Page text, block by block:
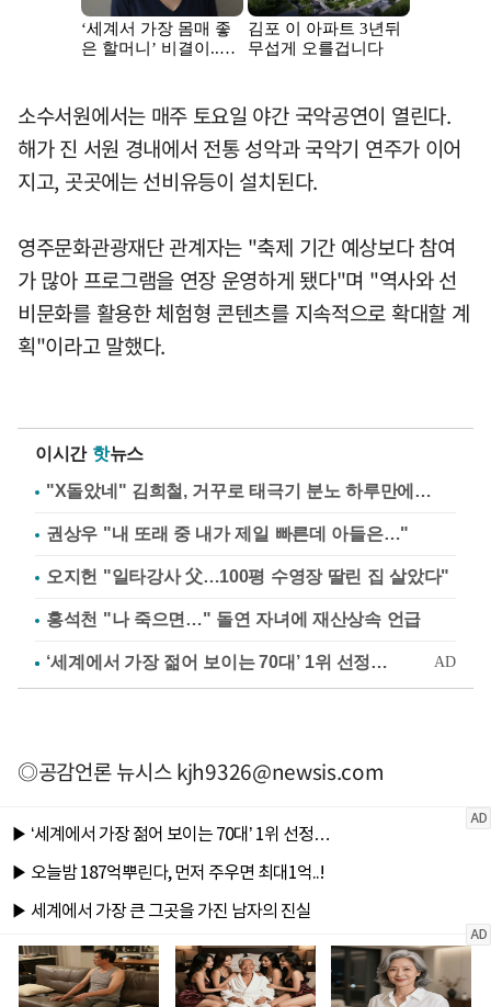
소수서원에서는 매주 토요일 야간 국악공연이 열린다.
해가 진 서원 경내에서 전통 성악과 국악기 연주가 이어
지고, 곳곳에는 선비유등이 설치된다.
영주문화관광재단 관계자는 "축제 기간 예상보다 참여
가 많아 프로그램을 연장 운영하게 됐다"며 "역사와 선
비문화를 활용한 체험형 콘텐츠를 지속적으로 확대할 계
획"이라고 말했다.
이시간 핫뉴스
"X돌았네" 김희철, 거꾸로 태극기 분노 하루만에…
권상우 "내 또래 중 내가 제일 빠른데 아들은…"
오지헌 "일타강사 父…100평 수영장 딸린 집 살았다"
홍석천 "나 죽으면…" 돌연 자녀에 재산상속 언급
◎공감언론 뉴시스kjh9326@newsis.com